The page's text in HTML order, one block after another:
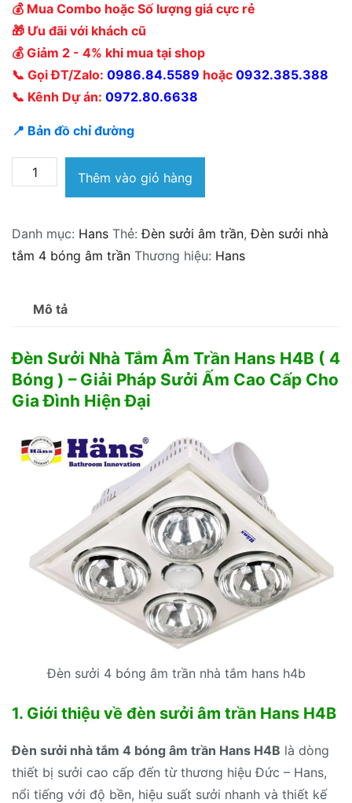
💰 Mua Combo hoặc Số lượng giá cực rẻ
🎁 Ưu đãi với khách cũ
💰 Giảm 2 - 4% khi mua tại shop
📞 Gọi ĐT/Zalo: 0986.84.5589 hoặc 0932.385.388
📞 Kênh Dự án: 0972.80.6638
📍 Bản đồ chỉ đường
Đèn
Sưởi
Tắm
Âm
lượng
Thêm vào giỏ hàng
Danh mục: Hans Thẻ:Đèn sưởi âm trần,Đèn sưởi nhà
tắm 4 bóng âm trần Thương hiệu: Hans
Mô tả
Đèn Sưởi Nhà Tắm Âm Trần Hans H4B ( 4
Bóng ) – Giải Pháp Sưởi Ấm Cao Cấp Cho
Gia Đình Hiện Đại
Đèn sưởi 4 bóng âm trần nhà tắm hans h4b
1. Giới thiệu về đèn sưởi âm trần Hans H4B
Đèn sưởi nhà tắm 4 bóng âm trần Hans H4B là dòng
thiết bị sưởi cao cấp đến từ thương hiệu Đức – Hans,
nổi tiếng với độ bền, hiệu suất sưởi nhanh và thiết kế